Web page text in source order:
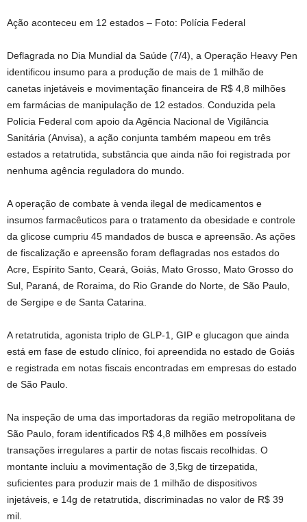
Ação aconteceu em 12 estados – Foto: Polícia Federal
Deflagrada no Dia Mundial da Saúde (7/4), a Operação Heavy Pen
identificou insumo para a produção de mais de 1 milhão de
canetas injetáveis e movimentação financeira de R$ 4,8 milhões
em farmácias de manipulação de 12 estados. Conduzida pela
Polícia Federal com apoio da Agência Nacional de Vigilância
Sanitária (Anvisa), a ação conjunta também mapeou em três
estados a retatrutida, substância que ainda não foi registrada por
nenhuma agência reguladora do mundo.
A operação de combate à venda ilegal de medicamentos e
insumos farmacêuticos para o tratamento da obesidade e controle
da glicose cumpriu 45 mandados de busca e apreensão. As ações
de fiscalização e apreensão foram deflagradas nos estados do
Acre, Espírito Santo, Ceará, Goiás, Mato Grosso, Mato Grosso do
Sul, Paraná, de Roraima, do Rio Grande do Norte, de São Paulo,
de Sergipe e de Santa Catarina.
A retatrutida, agonista triplo de GLP-1, GIP e glucagon que ainda
está em fase de estudo clínico, foi apreendida no estado de Goiás
e registrada em notas fiscais encontradas em empresas do estado
de São Paulo.
Na inspeção de uma das importadoras da região metropolitana de
São Paulo, foram identificados R$ 4,8 milhões em possíveis
transações irregulares a partir de notas fiscais recolhidas. O
montante incluiu a movimentação de 3,5kg de tirzepatida,
suficientes para produzir mais de 1 milhão de dispositivos
injetáveis, e 14g de retatrutida, discriminadas no valor de R$ 39
mil.